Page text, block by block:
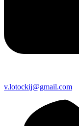
v.lotockij@gmail.com